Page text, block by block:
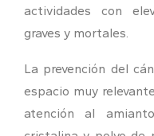
actividades con
graves y mortales.
La prevención del
espacio muy
atención al